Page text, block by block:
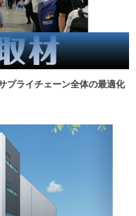
プライチェーン全体の最適化